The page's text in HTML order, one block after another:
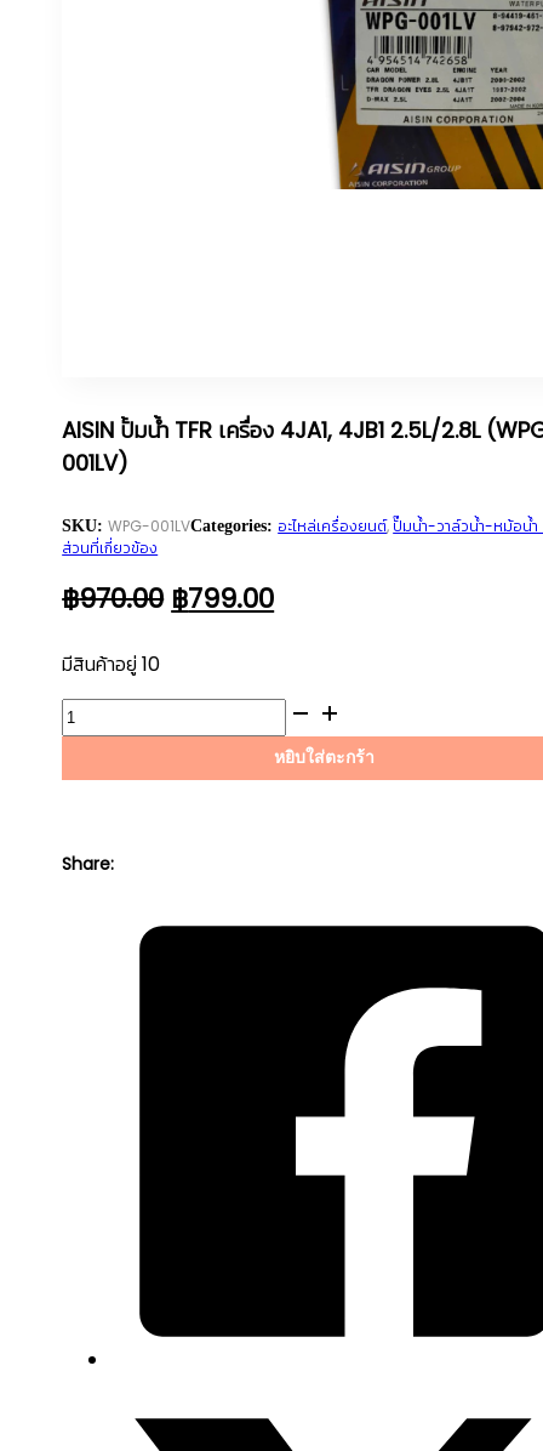
AISIN ปั้มน้ำ TFR เครื่อง 4JA1, 4JB1 2.5L/2.8L
001LV)
SKU:WPG-001LVCategories: อะไหล่เครื่องยนต์,ปั๊มน้ำ-วาล์วน้ำ-หม้อน้ำ
ส่วนที่เกี่ยวข้อง
฿970.00 ORIGINAL
PRICE
฿799.00CURRENT
PRICE
มีสินค้าอยู่ 10
จำนวน
AISIN
ปั้
เครื่อง
2.5L/2.8L
หยิบใส่ตะกร้า
Share: